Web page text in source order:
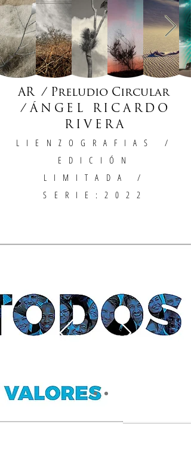
AR / Preludio Circular
/ÁNGEL RICARDO
RIVERA
LIENZOGRAFIAS
/
EDICIÓN
LIMITADA /
SERIE:2022